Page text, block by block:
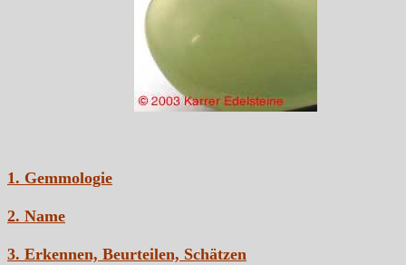
1. Gemmologie
2. Name
3. Erkennen, Beurteilen, Schätzen